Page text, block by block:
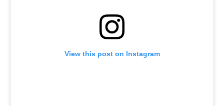
View this post on Instagram